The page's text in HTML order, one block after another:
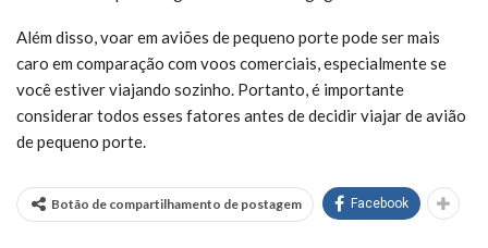
Além disso, voar em aviões de pequeno porte pode ser mais
caro em comparação com voos comerciais, especialmente se
você estiver viajando sozinho. Portanto, é importante
considerar todos esses fatores antes de decidir viajar de avião
de pequeno porte.
Botão de compartilhamento de postagem Facebook